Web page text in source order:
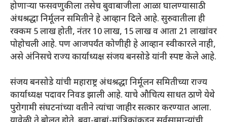
होणाऱ्या फसवणुकीला तसेच बुवाबाजीला आळा घालण्यासाठी
अंधश्रद्धा निर्मूलन समितीने हे आव्हान दिले आहे. सुरुवातीला ही
रक्कम 5 लाख होती, नंतर 10 लाख, 15 लाख व आता 21 लाखांवर
पोहोचली आहे. पण आजपर्यंत कोणीही हे आव्हान स्वीकारले नाही,
असे अंनिसचे राज्य कार्याध्यक्ष संजय बनसोडे यांनी स्पष्ट केले आहे.
संजय बनसोडे यांची महाराष्ट्र अंधश्रद्धा निर्मूलन समितीच्या राज्य
कार्याध्यक्ष पदावर निवड झाली आहे. याचे औचित्य साधत ठाणे येथे
पुरोगामी संघटनांच्या वतीने त्यांचा जाहीर सत्कार करण्यात आला.